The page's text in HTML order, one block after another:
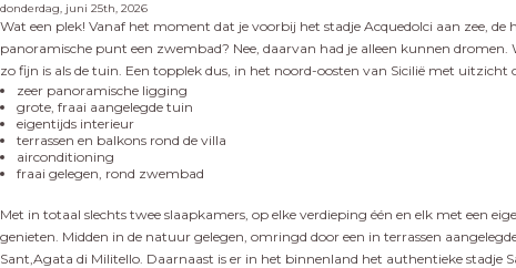
donderdag, juni 25th, 2026
Wat een plek! Vanaf het moment dat je voorbij het stadje Acquedolci aan zee,
panoramische punt een zwembad? Nee, daarvan had je alleen kunnen
zo fijn is als de tuin. Een topplek dus, in het noord-oosten van Sicilië met uitzicht
zeer panoramische ligging
grote, fraai aangelegde tuin
eigentijds interieur
terrassen en balkons rond de villa
airconditioning
fraai gelegen, rond zwembad
Met in totaal slechts twee slaapkamers, op elke verdieping één en elk met een
genieten. Midden in de natuur gelegen, omringd door een in terrassen
Sant,Agata di Militello. Daarnaast is er in het binnenland het authentieke stadje